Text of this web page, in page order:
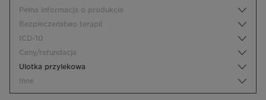
Pełna informacja o produkcie
Bezpieczeństwo terapii
ICD-10
Ceny/refundacja
Ulotka przylekowa
Inne